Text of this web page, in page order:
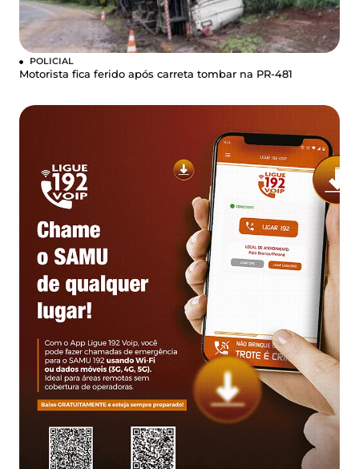
POLICIAL
Motorista fica ferido após carreta tombar na PR-481